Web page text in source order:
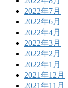
2022年7月
2022年6月
2022年4月
2022年3月
2022年2月
2022年1月
2021年12月
2021年11月